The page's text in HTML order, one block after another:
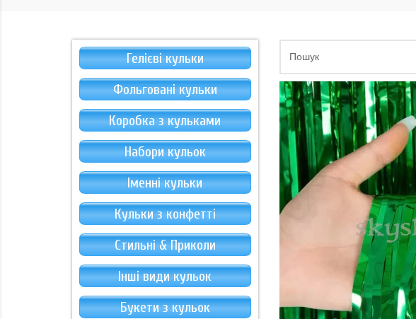
Гелієві кульки
Фольговані кульки
Коробка з кульками
Набори кульок
Іменні кульки
Кульки з конфетті
Стильні & Приколи
Інші види кульок
Букети з кульок